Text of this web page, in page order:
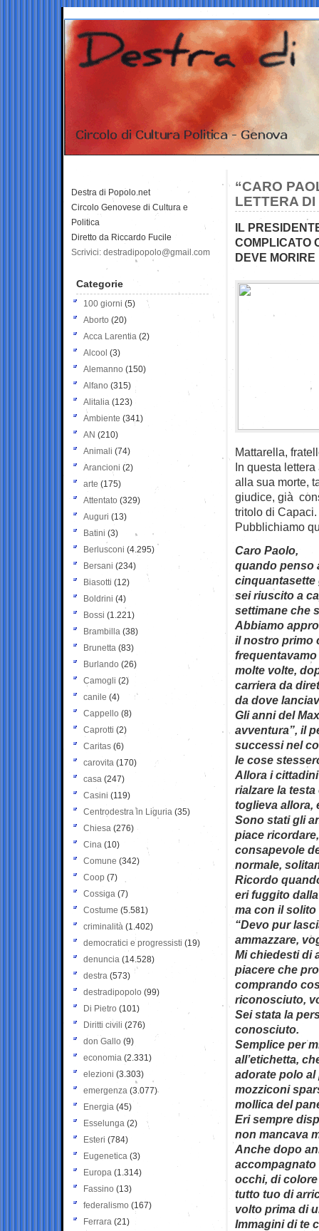
“CARO
LETTERA
IL
COMPLICATO
DEVE
Mattarella,
In questa
alla sua morte,
giudice, già
tritolo di Capaci.
Pubblichiamo
Caro Paolo,
quando penso
cinquantasette
sei riuscito a
settimane che
Abbiamo
il nostro primo
frequentavamo
molte volte,
carriera da
da dove
Gli anni del
avventura”, il
successi nel
le cose
Allora i
rialzare la
toglieva allora,
Sono stati gli
piace
consapevole
normale,
Ricordo
eri fuggito
ma con il
“Devo pur
ammazzare,
Mi chiedesti di
piacere che
comprando
riconosciuto,
Sei stata la
conosciuto.
Semplice per
all’etichetta,
adorate polo al
mozziconi
mollica del
Eri sempre
non mancava
Anche dopo
accompagnato
occhi, di
tutto tuo di
volto prima di
Immagini di te
Destra di Popolo.net
Circolo Genovese di Cultura e
Politica
Diretto da Riccardo Fucile
Scrivici: destradipopolo@gmail.com
Categorie
100 giorni (5)
Aborto (20)
Acca Larentia (2)
Alcool (3)
Alemanno (150)
Alfano (315)
Alitalia (123)
Ambiente (341)
AN (210)
Animali (74)
Arancioni (2)
arte (175)
Attentato (329)
Auguri (13)
Batini (3)
Berlusconi (4.295)
Bersani (234)
Biasotti (12)
Boldrini (4)
Bossi (1.221)
Brambilla (38)
Brunetta (83)
Burlando (26)
Camogli (2)
canile (4)
Cappello (8)
Caprotti (2)
Caritas (6)
carovita (170)
casa (247)
Casini (119)
Centrodestra in Liguria (35)
Chiesa (276)
Cina (10)
Comune (342)
Coop (7)
Cossiga (7)
Costume (5.581)
criminalità (1.402)
democratici e progressisti (19)
denuncia (14.528)
destra (573)
destradipopolo (99)
Di Pietro (101)
Diritti civili (276)
don Gallo (9)
economia (2.331)
elezioni (3.303)
emergenza (3.077)
Energia (45)
Esselunga (2)
Esteri (784)
Eugenetica (3)
Europa (1.314)
Fassino (13)
federalismo (167)
Ferrara (21)